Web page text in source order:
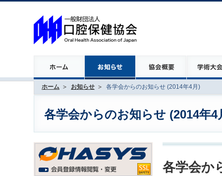
ホーム お知らせ 各学会からのお知らせ (2014年4月)
各学会からのお知らせ (2014年4
各学会か